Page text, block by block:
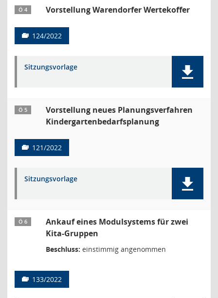
Ö 4 Vorstellung Warendorfer Wertekoffer
124/2022
Sitzungsvorlage
Ö 5
Vorstellung neues Planungsverfahren
Kindergartenbedarfsplanung
121/2022
Sitzungsvorlage
Ö 6
Ankauf eines Modulsystems für zwei
Kita-Gruppen
Beschluss: einstimmig angenommen
133/2022